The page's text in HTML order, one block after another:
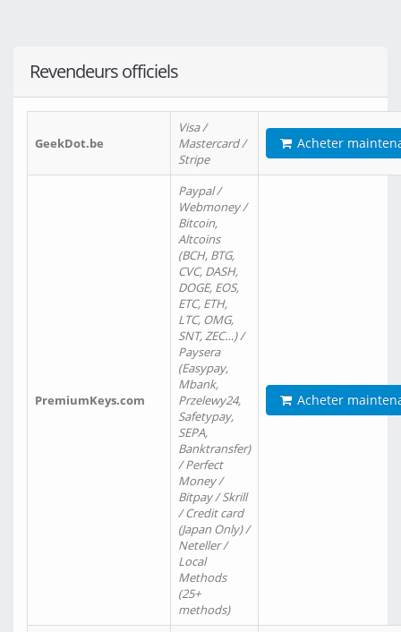
Revendeurs officiels
GeekDot.be
Visa /
Mastercard /
Stripe
Acheter
PremiumKeys.com
Paypal /
Webmoney /
Bitcoin,
Altcoins
(BCH, BTG,
CVC, DASH,
DOGE, EOS,
ETC, ETH,
LTC, OMG,
SNT, ZEC…) /
Paysera
(Easypay,
Mbank,
Przelewy24,
Safetypay,
SEPA,
Banktransfer)
/ Perfect
Money /
Bitpay / Skrill
/ Credit card
(Japan Only) /
Neteller /
Local
Methods
(25+
methods)
Acheter